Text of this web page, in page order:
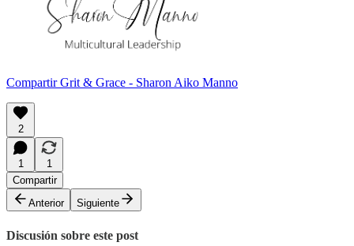
Compartir Grit & Grace - Sharon Aiko Manno
2
1
1
Compartir
Anterior
Siguiente
Discusión sobre este post